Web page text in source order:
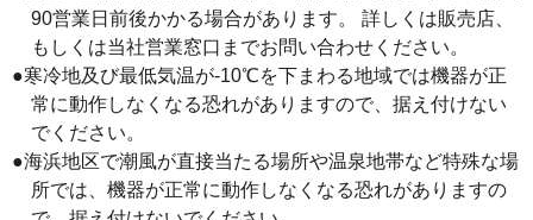
90営業日前後かかる場合があります。 詳しくは販売店、
もしくは当社営業窓口までお問い合わせください。
●寒冷地及び最低気温が-10℃を下まわる地域では機器が正
常に動作しなくなる恐れがありますので、据え付けない
でください。
●海浜地区で潮風が直接当たる場所や温泉地帯など特殊な場
所では、機器が正常に動作しなくなる恐れがありますの